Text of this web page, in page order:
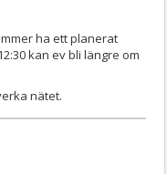
ha ett planerat
kan ev bli längre om
nätet.